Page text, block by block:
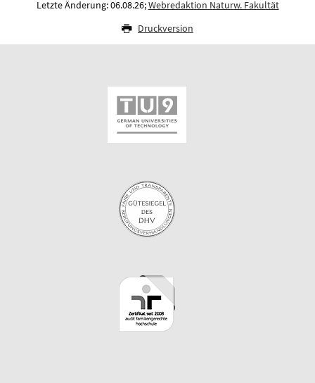
Letzte Änderung: 06.08.26;Webredaktion Naturw. Fakultät
Druckversion